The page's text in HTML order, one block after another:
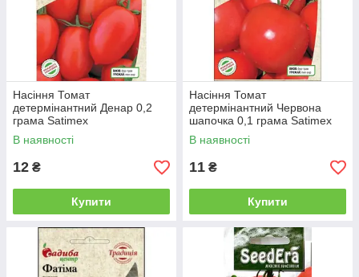
Насіння Томат
детермінантний Денар 0,2
грама Satimex
В наявності
12 ₴
Купити
Насіння Томат
детермінантний Червона
шапочка 0,1 грама Satimex
В наявності
11 ₴
Купити